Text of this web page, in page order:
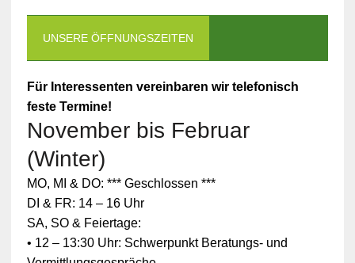
UNSERE ÖFFNUNGSZEITEN
Für Interessenten vereinbaren wir telefonisch
feste Termine!
November bis Februar
(Winter)
MO, MI & DO: *** Geschlossen ***
DI & FR: 14 – 16 Uhr
SA, SO & Feiertage:
• 12 – 13:30 Uhr: Schwerpunkt Beratungs- und